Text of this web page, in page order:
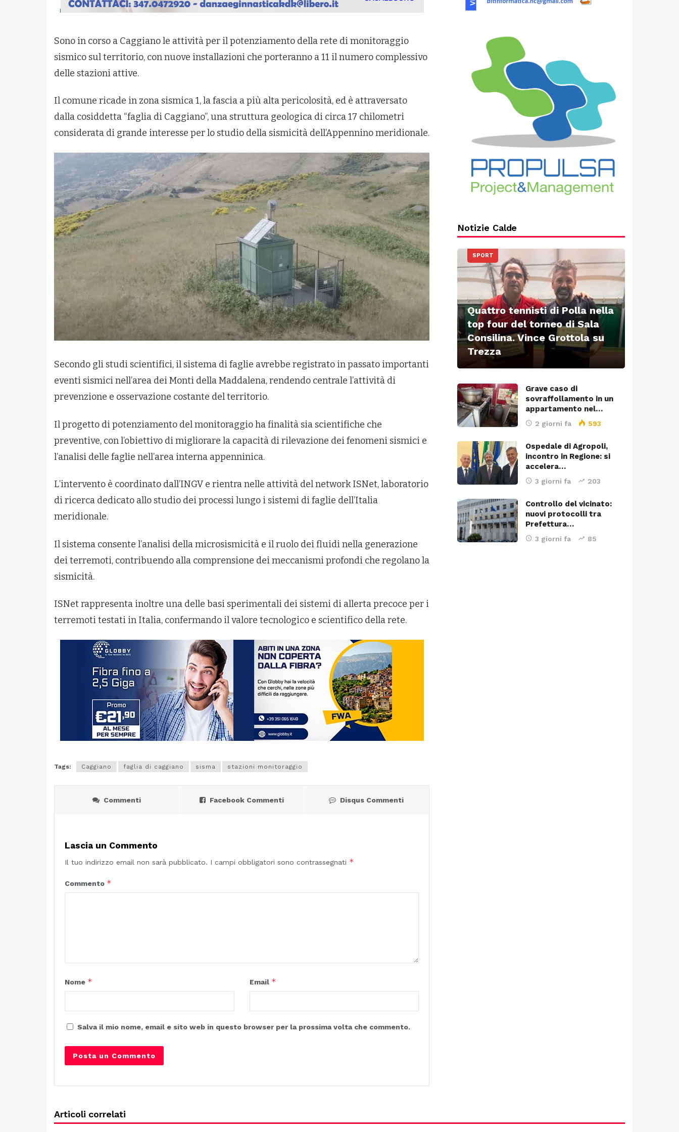
Sono in corso a Caggiano le attività per il potenziamento della rete di monitoraggio
sismico sul territorio, con nuove installazioni che porteranno a 11 il numero complessivo
delle stazioni attive.
Il comune ricade in zona sismica 1, la fascia a più alta pericolosità, ed è attraversato
dalla cosiddetta “faglia di Caggiano”, una struttura geologica di circa 17 chilometri
considerata di grande interesse per lo studio della sismicità dell’Appennino meridionale.
Secondo gli studi scientifici, il sistema di faglie avrebbe registrato in passato importanti
eventi sismici nell’area dei Monti della Maddalena, rendendo centrale l’attività di
prevenzione e osservazione costante del territorio.
Il progetto di potenziamento del monitoraggio ha finalità sia scientifiche che
preventive, con l’obiettivo di migliorare la capacità di rilevazione dei fenomeni sismici e
l’analisi delle faglie nell’area interna appenninica.
L’intervento è coordinato dall’INGV e rientra nelle attività del network ISNet, laboratorio
di ricerca dedicato allo studio dei processi lungo i sistemi di faglie dell’Italia
meridionale.
Il sistema consente l’analisi della microsismicità e il ruolo dei fluidi nella generazione
dei terremoti, contribuendo alla comprensione dei meccanismi profondi che regolano la
sismicità.
ISNet rappresenta inoltre una delle basi sperimentali dei sistemi di allerta precoce per i
terremoti testati in Italia, confermando il valore tecnologico e scientifico della rete.
Tags: Caggiano faglia di caggiano sisma stazioni monitoraggio
Commenti Facebook Commenti Disqus Commenti
Lascia un Commento
Il tuo indirizzo email non sarà pubblicato. I campi obbligatori sono contrassegnati *
Commento *
Nome * Email *
Salva il mio nome, email e sito web in questo browser per la prossima volta che commento.
Notizie Calde
SPORT
Quattro tennisti di Polla nella
top four del torneo di Sala
Consilina. Vince Grottola su
Trezza
Grave caso di
sovraffollamento in un
appartamento nel…
2 giorni fa 593
Ospedale di Agropoli,
incontro in Regione: si
accelera…
3 giorni fa 203
Controllo del vicinato:
nuovi protocolli tra
Prefettura…
3 giorni fa 85
Articoli correlati